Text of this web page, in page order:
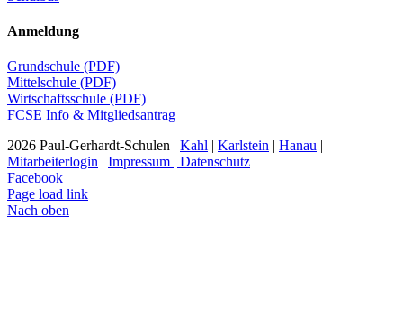
Anmeldung
Grundschule (PDF)
Mittelschule (PDF)
Wirtschaftsschule (PDF)
FCSE Info & Mitgliedsantrag
2026 Paul-Gerhardt-Schulen | Kahl | Karlstein | Hanau |
Mitarbeiterlogin | Impressum | Datenschutz
Facebook
Page load link
Nach oben